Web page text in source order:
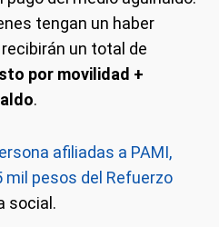
tengan un haber
un total de
por movilidad +
.
afiliadas a PAMI,
pesos del Refuerzo
social.